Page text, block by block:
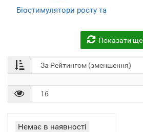
Біостимулятори росту та
Показати ще
Немає в наявності